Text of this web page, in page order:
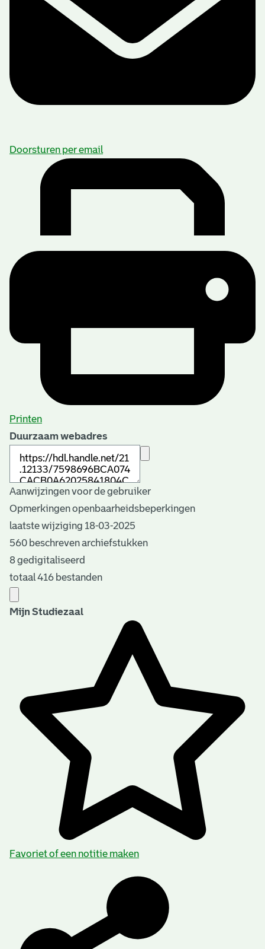
Doorsturen per email
Printen
Duurzaam webadres
Aanwijzingen voor de gebruiker
Opmerkingen openbaarheidsbeperkingen
laatste wijziging 18-03-2025
560 beschreven archiefstukken
8 gedigitaliseerd
totaal 416 bestanden
Mijn Studiezaal
Favoriet of een notitie maken